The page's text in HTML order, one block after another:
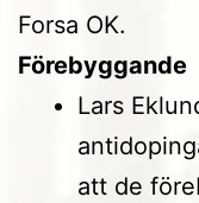
Forsa OK.
Förebyggande
Lars
att de